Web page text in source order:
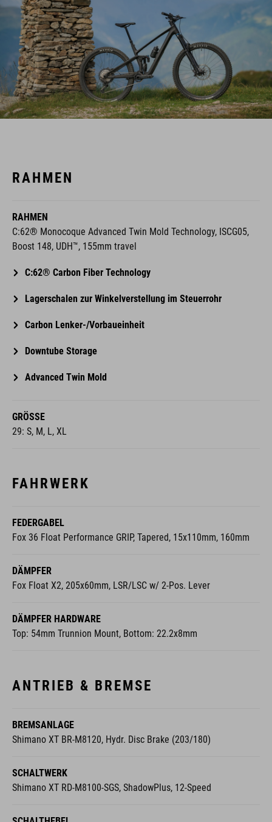
RAHMEN
RAHMEN
C:62® Monocoque Advanced Twin Mold Technology, ISCG05,
Boost 148, UDH™, 155mm travel
C:62® Carbon Fiber Technology
Lagerschalen zur Winkelverstellung im Steuerrohr
Carbon Lenker-/Vorbaueinheit
Downtube Storage
Advanced Twin Mold
GRÖSSE
29: S, M, L, XL
FAHRWERK
FEDERGABEL
Fox 36 Float Performance GRIP, Tapered, 15x110mm, 160mm
DÄMPFER
Fox Float X2, 205x60mm, LSR/LSC w/ 2-Pos. Lever
DÄMPFER HARDWARE
Top: 54mm Trunnion Mount, Bottom: 22.2x8mm
ANTRIEB & BREMSE
BREMSANLAGE
Shimano XT BR-M8120, Hydr. Disc Brake (203/180)
SCHALTWERK
Shimano XT RD-M8100-SGS, ShadowPlus, 12-Speed